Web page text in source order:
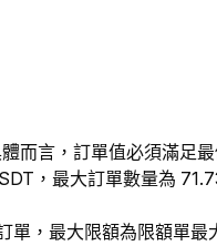
而言，訂單值必須滿足
，最大訂單數量為
單，最大限額為限額單